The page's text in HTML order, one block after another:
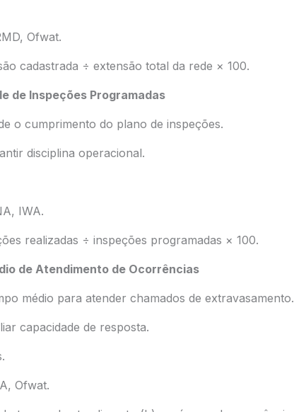
Ofwat.
cadastrada ÷ extensão total da rede × 100.
de Inspeções Programadas
o cumprimento do plano de inspeções.
disciplina operacional.
IWA.
realizadas ÷ inspeções programadas × 100.
de Atendimento de Ocorrências
médio para atender chamados de extravasamento.
capacidade de resposta.
Ofwat.